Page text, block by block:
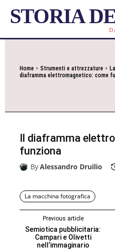
STORIA
Home Strumenti e attrezzature
diaframma elettromagnetico: come
Il diaframma
funziona
ByAlessandro Druilio
La macchina fotografica
Previous article
Semiotica pubblicitaria:
Campari e Olivetti
nell’immaginario